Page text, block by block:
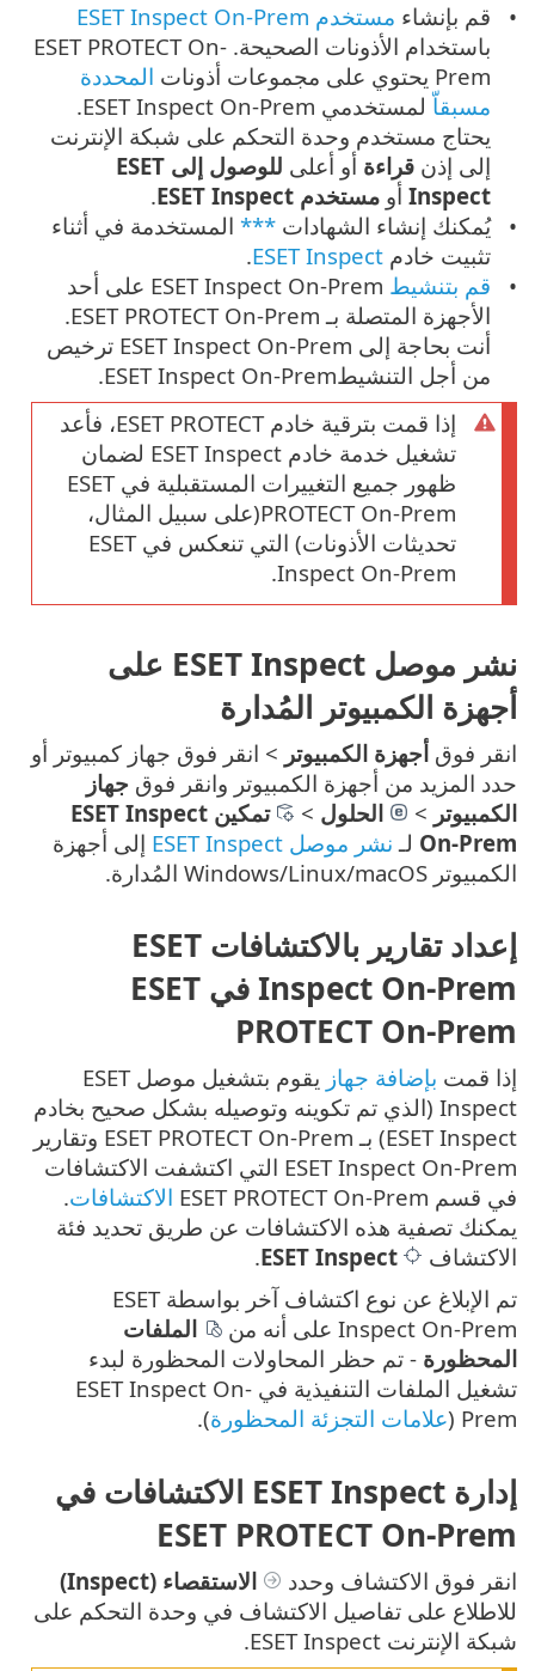
قم بإنشاء مستخدم ESET Inspect On-Prem
باستخدام الأذونات الصحيحة. ESET PROTECT On-
Prem يحتوي على مجموعات أذونات
المحددة
مسبقاّ لمستخدمي ESET Inspect On-Prem.
يحتاج مستخدم وحدة التحكم على شبكة الإنترنت
إلى إذنقراءة أو أعلى
للوصول إلى ESET
Inspect أومستخدم ESET Inspect
.
يُمكنك إنشاء الشهادات*** المستخدمة في أثناء
تثبيت خادمESET Inspect
.
قم بتنشيط
ESET Inspect On-Prem على أحد
الأجهزة المتصلة بـ ESET PROTECT On-Prem.
أنت بحاجة إلى ESET Inspect On-Prem ترخيص
من أجل التنشيطESET Inspect On-Prem.
إذا قمت بترقية خادم ESET PROTECT، فأعد
تشغيل خدمة خادم ESET Inspect لضمان
ظهور جميع التغييرات المستقبلية في ESET
PROTECT On-Prem(على سبيل المثال،
تحديثات الأذونات) التي تنعكس في ESET
Inspect On-Prem.
نشر موصل ESET Inspect على
أجهزة الكمبيوتر المُدارة
انقر فوق أجهزة الكمبيوتر > انقر فوق جهاز كمبيوتر أو
حدد المزيد من أجهزة الكمبيوتر وانقر فوق جهاز
الكمبيوتر > الحلول >
تمكين ESET Inspect
On-Prem لـ نشر موصل ESET Inspect
إلى أجهزة
الكمبيوتر Windows/Linux/macOS المُدارة.
إعداد تقارير بالاكتشافات ESET
Inspect On-Prem في ESET
PROTECT On-Prem
إذا قمت بإضافة جهاز
يقوم بتشغيل موصل ESET
Inspect (الذي تم تكوينه وتوصيله بشكل صحيح بخادم
ESET Inspect) بـ ESET PROTECT On-Prem وتقارير
ESET Inspect On-Prem التي اكتشفت الاكتشافات
في قسم ESET PROTECT On-Prem
الاكتشافات.
يمكنك تصفية هذه الاكتشافات عن طريق تحديد فئة
الاكتشاف
ESET Inspect
.
تم الإبلاغ عن نوع اكتشاف آخر بواسطة ESET
Inspect On-Prem على أنه من
الملفات
المحظورة - تم حظر المحاولات المحظورة لبدء
تشغيل الملفات التنفيذية في ESET Inspect On-
Prem ( علامات التجزئة المحظورة).
إدارة ESET Inspect الاكتشافات في
ESET PROTECT On-Prem
انقر فوق الاكتشاف وحدد
الاستقصاء (Inspect)
للاطلاع على تفاصيل الاكتشاف في وحدة التحكم على
شبكة الإنترنت ESET Inspect.